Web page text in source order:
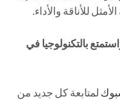
للأناقة والأداء.
بالتكنولوجيا في
لمتابعة كل جديد من